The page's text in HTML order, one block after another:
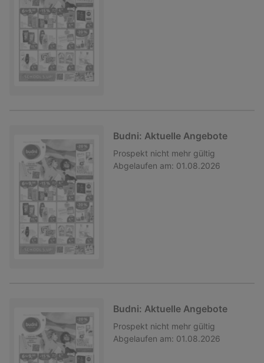
Budni: Aktuelle Angebote
Prospekt nicht mehr gültig
Abgelaufen am: 01.08.2026
Budni: Aktuelle Angebote
Prospekt nicht mehr gültig
Abgelaufen am: 01.08.2026